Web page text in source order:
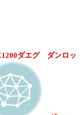
ダエグ ダンロッ